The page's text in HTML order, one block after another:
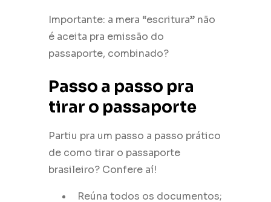
Importante: a mera “escritura” não
é aceita pra emissão do
passaporte, combinado?
Passo a passo pra
tirar o passaporte
Partiu pra um passo a passo prático
de como tirar o passaporte
brasileiro? Confere aí!
Reúna todos os documentos;